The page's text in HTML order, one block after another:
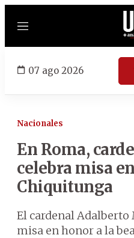
Menú
07 ago 2026
Nacionales
En Roma,
celebra misa
Chiquitunga
El cardenal
misa en honor a la